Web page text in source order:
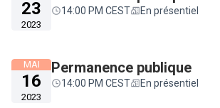
23
2023
14:00 PM CEST En présentiel
MAI
16
2023
Permanence publique
14:00 PM CEST En présentiel